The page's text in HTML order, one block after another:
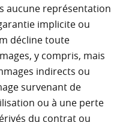
aucune représentation
implicite ou
décline toute
y compris, mais
indirects ou
survenant de
ou à une perte
du contrat ou